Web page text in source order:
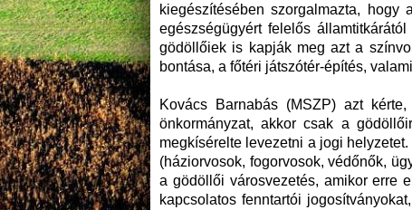
kiegészítésében szorgalmazta,
egészségügyért felelős
gödöllőiek is kapják meg azt a
bontása, a főtéri játszótér-építés,
Kovács Barnabás (MSZP) azt
önkormányzat, akkor csak a
megkísérelte levezetni a jogi
(háziorvosok, fogorvosok, védőnők,
a gödöllői városvezetés, amikor erre
kapcsolatos fenntartói